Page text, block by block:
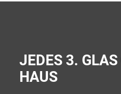
Mit gezielt platzierten
freundliche Akzente im
JEDES 3.
HAUS